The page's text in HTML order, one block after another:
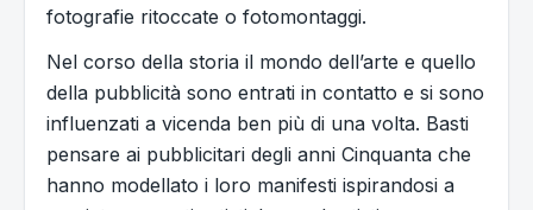
fotografie ritoccate o fotomontaggi.
Nel corso della storia il mondo dell’arte e quello
della pubblicità sono entrati in contatto e si sono
influenzati a vicenda ben più di una volta. Basti
pensare ai pubblicitari degli anni Cinquanta che
hanno modellato i loro manifesti ispirandosi a